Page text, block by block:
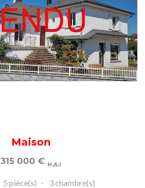
Maison
315 000 € H.A.I
5 pièce(s)
3 chambre(s)